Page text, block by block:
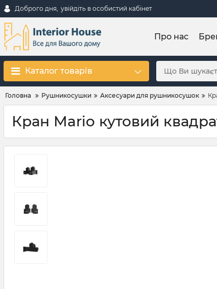
Доброго дня, увійдіть в особистий кабінет
Про нас
Каталог товарів
Головна Рушникосушки Аксесуари для рушникосушок
Кран Mario кутовий